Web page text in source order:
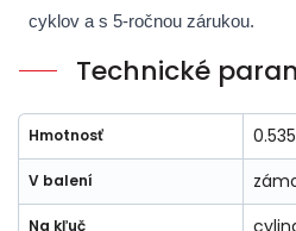
cyklov a s 5-ročnou zárukou.
Technické
Hmotnosť
V balení
Na kľuč